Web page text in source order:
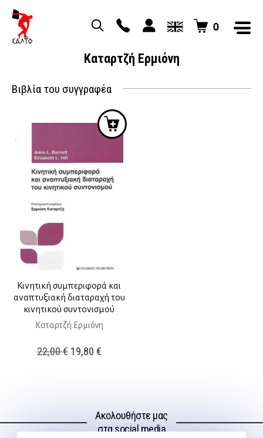
0
Καταρτζή Ερμιόνη
Βιβλία του συγγραφέα
Κινητική συμπεριφορά και
αναπτυξιακή διαταραχή του
κινητικού συντονισμού
Καταρτζή Ερμιόνη
22,00€ Original
19,80 €Η
19,80 €.
Ακολουθήστε μας
στα social media